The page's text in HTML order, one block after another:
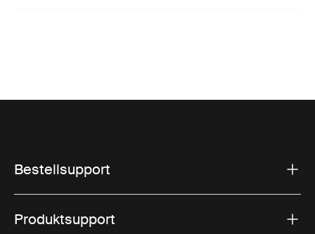
Bestellsupport
Produktsupport